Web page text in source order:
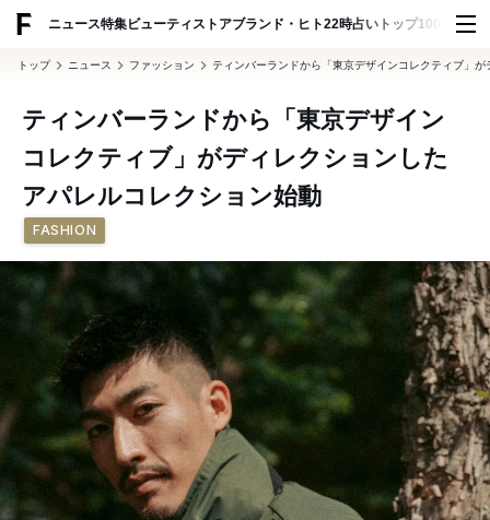
ニュース特集ビューティ ストアブランド・ヒト22時占い トップ100 スナッ
トップ ニュース ファッション ティンバーランドから「東京デザインコレクティブ」
ティンバーランドから「東京デザイン
コレクティブ」がディレクションした
アパレルコレクション始動
FASHION